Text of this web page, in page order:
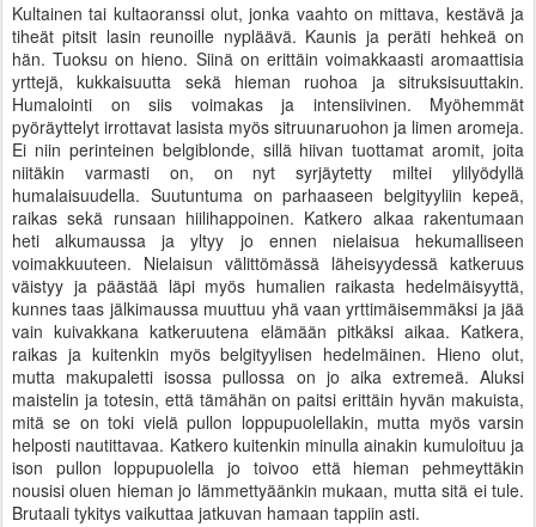
Kultainen tai kultaoranssi olut, jonka vaahto on mittava, kestävä ja
tiheät pitsit lasin reunoille nypläävä. Kaunis ja peräti hehkeä on
hän. Tuoksu on hieno. Siinä on erittäin voimakkaasti aromaattisia
yrttejä, kukkaisuutta sekä hieman ruohoa ja sitruksisuuttakin.
Humalointi on siis voimakas ja intensiivinen. Myöhemmät
pyöräyttelyt irrottavat lasista myös sitruunaruohon ja limen aromeja.
Ei niin perinteinen belgiblonde, sillä hiivan tuottamat aromit, joita
niitäkin varmasti on, on nyt syrjäytetty miltei ylilyödyllä
humalaisuudella. Suutuntuma on parhaaseen belgityyliin kepeä,
raikas sekä runsaan hiilihappoinen. Katkero alkaa rakentumaan
heti alkumaussa ja yltyy jo ennen nielaisua hekumalliseen
voimakkuuteen. Nielaisun välittömässä läheisyydessä katkeruus
väistyy ja päästää läpi myös humalien raikasta hedelmäisyyttä,
kunnes taas jälkimaussa muuttuu yhä vaan yrttimäisemmäksi ja jää
vain kuivakkana katkeruutena elämään pitkäksi aikaa. Katkera,
raikas ja kuitenkin myös belgityylisen hedelmäinen. Hieno olut,
mutta makupaletti isossa pullossa on jo aika extremeä. Aluksi
maistelin ja totesin, että tämähän on paitsi erittäin hyvän makuista,
mitä se on toki vielä pullon loppupuolellakin, mutta myös varsin
helposti nautittavaa. Katkero kuitenkin minulla ainakin kumuloituu ja
ison pullon loppupuolella jo toivoo että hieman pehmeyttäkin
nousisi oluen hieman jo lämmettyäänkin mukaan, mutta sitä ei tule.
Brutaali tykitys vaikuttaa jatkuvan hamaan tappiin asti.